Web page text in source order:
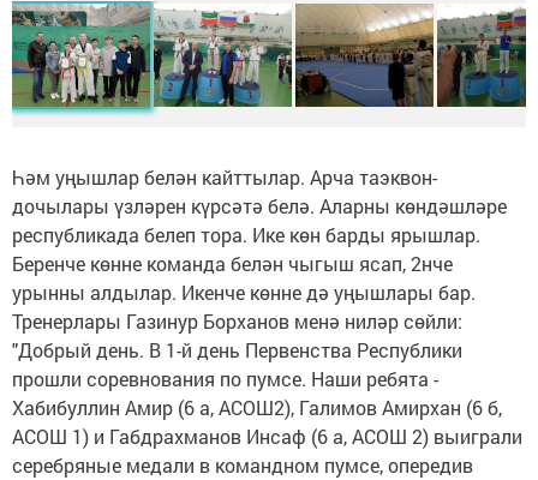
Һәм уңышлар белән кайттылар. Арча таэквон-
дочылары үзләрен күрсәтә белә. Аларны көндәшләре
республикада белеп тора. Ике көн барды ярышлар.
Беренче көнне команда белән чыгыш ясап, 2нче
урынны алдылар. Икенче көнне дә уңышлары бар.
Тренерлары Газинур Борханов менә ниләр сөйли:
"Добрый день. В 1-й день Первенства Республики
прошли соревнования по пумсе. Наши ребята -
Хабибуллин Амир (6 а, АСОШ2), Галимов Амирхан (6 б,
АСОШ 1) и Габдрахманов Инсаф (6 а, АСОШ 2) выиграли
серебряные медали в командном пумсе, опередив